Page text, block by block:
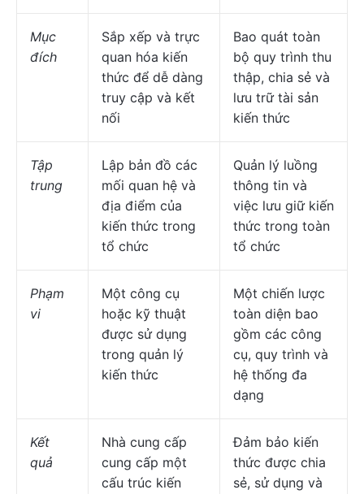
Mục
đích
Sắp xếp và trực
quan hóa kiến
thức để dễ dàng
truy cập và kết
nối
Bao quát toàn
bộ quy trình thu
thập, chia sẻ và
lưu trữ tài sản
kiến thức
Tập
trung
Lập bản đồ các
mối quan hệ và
địa điểm của
kiến thức trong
tổ chức
Quản lý luồng
thông tin và
việc lưu giữ kiến
thức trong toàn
tổ chức
Phạm
vi
Một công cụ
hoặc kỹ thuật
được sử dụng
trong quản lý
kiến thức
Một chiến lược
toàn diện bao
gồm các công
cụ, quy trình và
hệ thống đa
dạng
Kết
quả
Nhà cung cấp
cung cấp một
cấu trúc kiến
Đảm bảo kiến
thức được chia
sẻ, sử dụng và